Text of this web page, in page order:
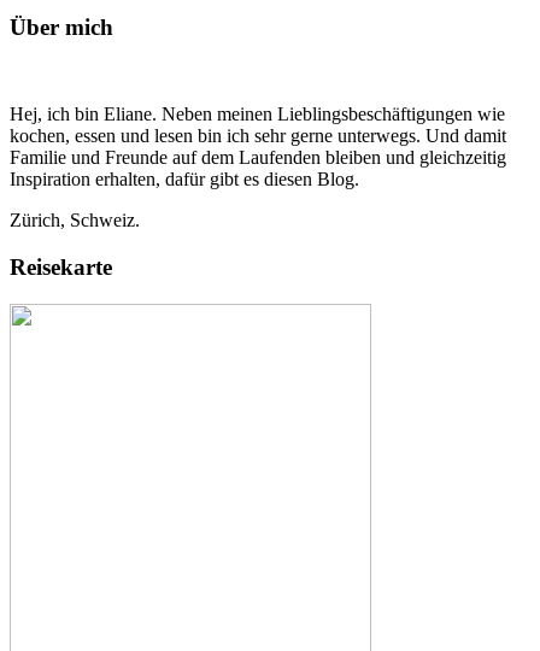
Über mich
Hej, ich bin Eliane. Neben meinen Lieblingsbeschäftigungen wie
kochen, essen und lesen bin ich sehr gerne unterwegs. Und damit
Familie und Freunde auf dem Laufenden bleiben und gleichzeitig
Inspiration erhalten, dafür gibt es diesen Blog.
Zürich, Schweiz.
Reisekarte